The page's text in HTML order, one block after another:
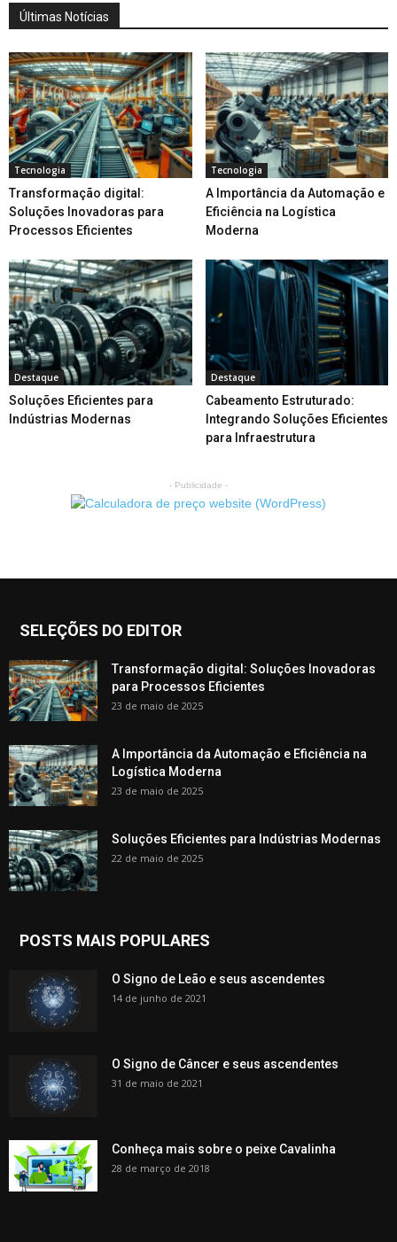
Últimas Notícias
Tecnologia
Transformação digital:
Soluções Inovadoras para
Processos Eficientes
Tecnologia
A Importância da Automação e
Eficiência na Logística
Moderna
Destaque
Soluções Eficientes para
Indústrias Modernas
Destaque
Cabeamento Estruturado:
Integrando Soluções Eficientes
para Infraestrutura
- Publicidade -
SELEÇÕES DO EDITOR
Transformação digital: Soluções Inovadoras
para Processos Eficientes
23 de maio de 2025
A Importância da Automação e Eficiência na
Logística Moderna
23 de maio de 2025
Soluções Eficientes para Indústrias Modernas
22 de maio de 2025
POSTS MAIS POPULARES
O Signo de Leão e seus ascendentes
14 de junho de 2021
O Signo de Câncer e seus ascendentes
31 de maio de 2021
Conheça mais sobre o peixe Cavalinha
28 de março de 2018